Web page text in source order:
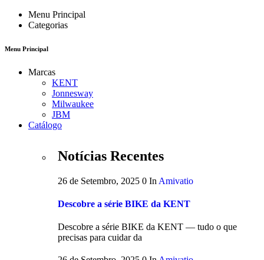
Menu Principal
Categorias
Menu Principal
Marcas
KENT
Jonnesway
Milwaukee
JBM
Catálogo
Notícias Recentes
26 de Setembro, 2025 0 In Amivatio
Descobre a série BIKE da KENT
Descobre a série BIKE da KENT — tudo o que
precisas para cuidar da